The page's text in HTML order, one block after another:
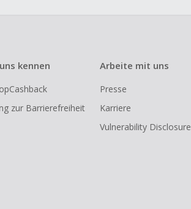
kennen
zur Barrierefreiheit
Arbeite mit uns
Presse
Karriere
Vulnerability Disclosure